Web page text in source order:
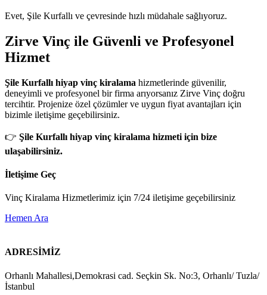
Evet, Şile Kurfallı ve çevresinde hızlı müdahale sağlıyoruz.
Zirve Vinç ile Güvenli ve Profesyonel
Hizmet
Şile Kurfallı hiyap vinç kiralama hizmetlerinde güvenilir,
deneyimli ve profesyonel bir firma arıyorsanız Zirve Vinç doğru
tercihtir. Projenize özel çözümler ve uygun fiyat avantajları için
bizimle iletişime geçebilirsiniz.
👉 Şile Kurfallı hiyap vinç kiralama hizmeti için bize
ulaşabilirsiniz.
İletişime Geç
Vinç Kiralama Hizmetlerimiz için 7/24 iletişime geçebilirsiniz
Hemen Ara
ADRESİMİZ
Orhanlı Mahallesi,Demokrasi cad. Seçkin Sk. No:3, Orhanlı/ Tuzla/
İstanbul